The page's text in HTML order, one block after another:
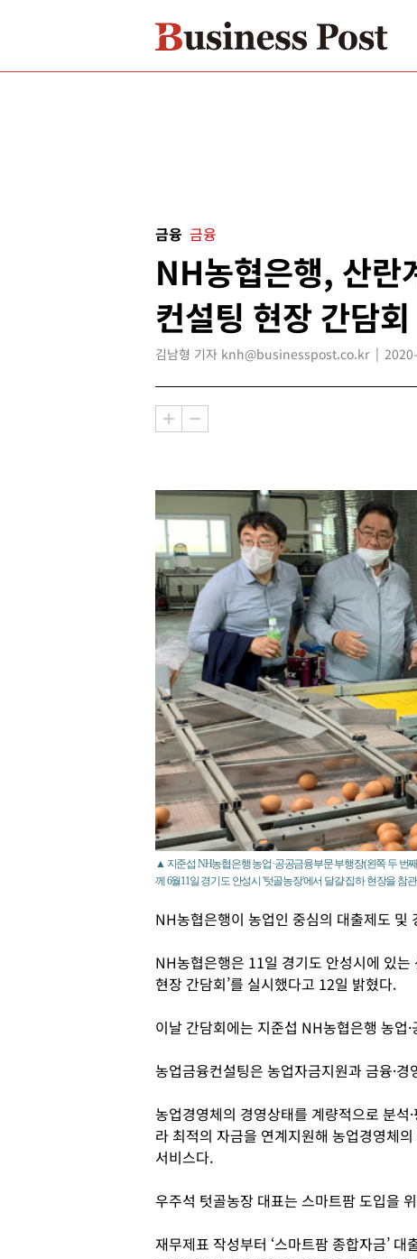
금융 금융
NH농협은행, 산란
컨설팅 현장 간담
김남형 기자 knh@businesspost.co.kr
▲ 지준섭 NH농협은행 농업·공공금융부문 부행장(왼쪽 두 번
께 6월11일 경기도 안성시 '텃골농장'에서 달걀 집하 현장을 참
NH농협은행이 농업인 중심의 대출제도 및
NH농협은행은 11일 경기도 안성시에 있는
현장 간담회’를 실시했다고 12일 밝혔다.
이날 간담회에는 지준섭 NH농협은행 농업
농업금융컨설팅은 농업자금지원과 금융·
농업경영체의 경영상태를 계량적으로 분
라 최적의 자금을 연계지원해 농업경영체
서비스다.
우주석 텃골농장 대표는 스마트팜 도입을
재무제표 작성부터 ‘스마트팜 종합자금’